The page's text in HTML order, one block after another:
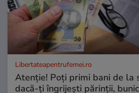
Libertateapentrufemei.ro
Atenție! Poți primi bani de la
dacă-ți îngrijești părinții,